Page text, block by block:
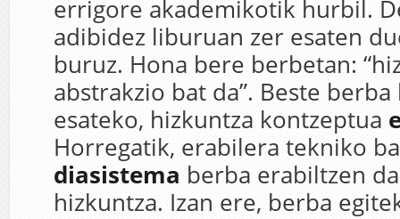
errigore akademikotik hurbil.
adibidez liburuan zer esaten
buruz. Hona bere berbetan:
abstrakzio bat da”. Beste
esateko, hizkuntza kontzeptua
Horregatik, erabilera tekniko
diasistema berba erabiltzen
hizkuntza. Izan ere, berba